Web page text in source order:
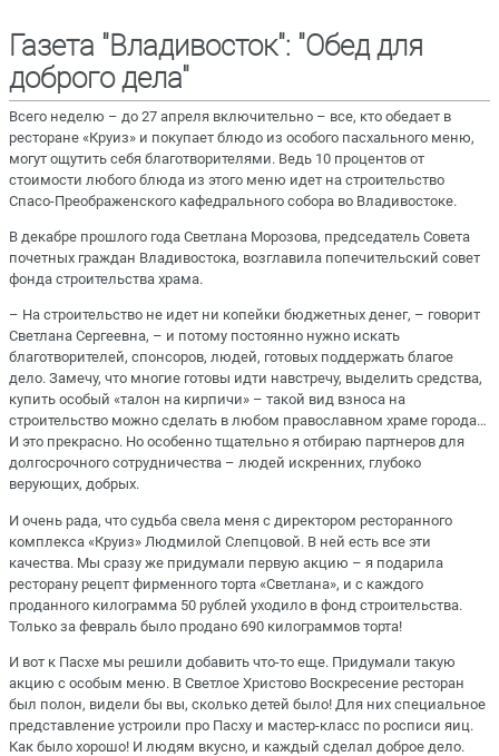
Газета "Владивосток": "Обед для
доброго дела"
Всего неделю – до 27 апреля включительно – все, кто обедает в
ресторане «Круиз» и покупает блюдо из особого пасхального меню,
могут ощутить себя благотворителями. Ведь 10 процентов от
стоимости любого блюда из этого меню идет на строительство
Спасо-Преображенского кафедрального собора во Владивостоке.
В декабре прошлого года Светлана Морозова, председатель Совета
почетных граждан Владивостока, возглавила попечительский совет
фонда строительства храма.
– На строительство не идет ни копейки бюджетных денег, – говорит
Светлана Сергеевна, – и потому постоянно нужно искать
благотворителей, спонсоров, людей, готовых поддержать благое
дело. Замечу, что многие готовы идти навстречу, выделить средства,
купить особый «талон на кирпичи» – такой вид взноса на
строительство можно сделать в любом православном храме города…
И это прекрасно. Но особенно тщательно я отбираю партнеров для
долгосрочного сотрудничества – людей искренних, глубоко
верующих, добрых.
И очень рада, что судьба свела меня с директором ресторанного
комплекса «Круиз» Людмилой Слепцовой. В ней есть все эти
качества. Мы сразу же придумали первую акцию – я подарила
ресторану рецепт фирменного торта «Светлана», и с каждого
проданного килограмма 50 рублей уходило в фонд строительства.
Только за февраль было продано 690 килограммов торта!
И вот к Пасхе мы решили добавить что-то еще. Придумали такую
акцию с особым меню. В Светлое Христово Воскресение ресторан
был полон, видели бы вы, сколько детей было! Для них специальное
представление устроили про Пасху и мастер-класс по росписи яиц.
Как было хорошо! И людям вкусно, и каждый сделал доброе дело.